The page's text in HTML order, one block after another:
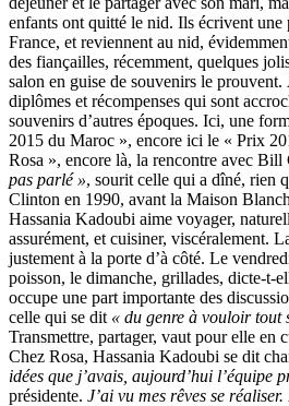
enfants ont quitté le nid. Ils écrivent une
France, et reviennent au nid,
des fiançailles, récemment, quelques
salon en guise de souvenirs le prouvent.
diplômes et récompenses qui sont
souvenirs d’autres époques. Ici, une
2015 du Maroc », encore ici le « Prix
Rosa », encore là, la rencontre avec Bill
pas parlé », sourit celle qui a dîné, rien
Clinton en 1990, avant la Maison
Hassania Kadoubi aime voyager,
assurément, et cuisiner, viscéralement.
justement à la porte d’à côté. Le
poisson, le dimanche, grillades, dicte-t-
occupe une part importante des
celle qui se dit « du genre à vouloir tout
Transmettre, partager, vaut pour elle en
Chez Rosa, Hassania Kadoubi se dit
idées que j’avais, aujourd’hui l’équipe
présidente. J’ai vu mes rêves se réaliser.